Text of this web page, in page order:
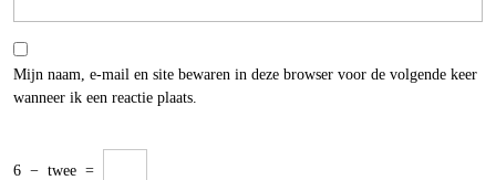
Mijn naam, e-mail en site bewaren in deze browser voor de volgende keer
wanneer ik een reactie plaats.
6 − twee =